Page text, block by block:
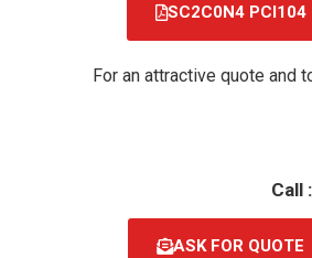
SC2C0N4 PCI104
For an attractive quote
ASK FOR QUOTE